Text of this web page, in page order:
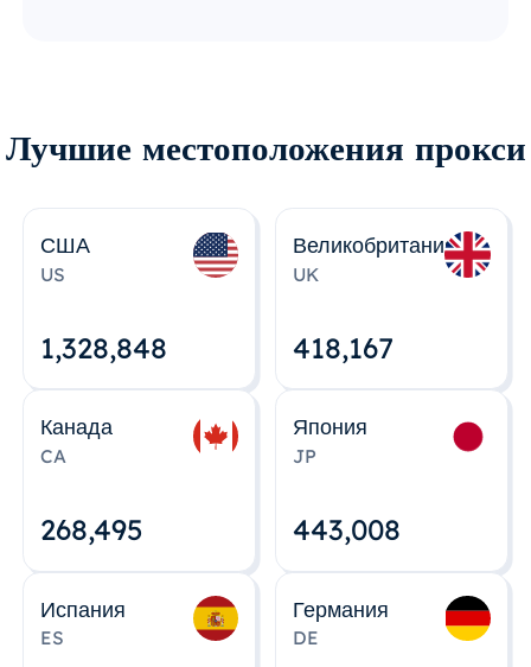
Лучшие местоположения прокси
США
US
1,328,848
Великобритания
UK
418,167
Канада
CA
268,495
Япония
JP
443,008
Испания
ES
Германия
DE